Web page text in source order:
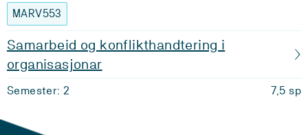
MARV553
Samarbeid og konflikthandtering i
organisasjonar
Semester: 2 7,5 sp